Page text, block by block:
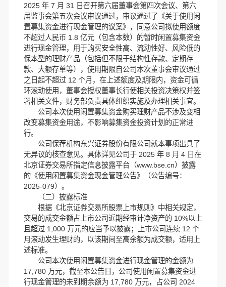
2025 年 7 月 31 日召开第六届董事会第四次会议、第六
届监事会第五次会议审议通过，审议通过了《关于使用闲
置募集资金进行现金管理的议案》，同意公司拟使用额度
不超过人民币 1.8 亿元（包含本数）的暂时闲置募集资金
进行现金管理，用于购买安全性高、流动性好、风险低的
保本型的理财产品（包括但不限于结构性存款、定期存
款、大额存单等），使用期限自公司本次董事会审议通过
之日起不超过 12 个月，在上述额度及期限内，资金可循
环滚动使用，董事会授权董事长行使相关投资决策权并签
署相关文件，财务部负责具体组织实施及办理相关事宜。
公司本次使用闲置募集资金购买理财产品不涉及变相
改变募集资金用途，不影响募集资金投资计划的正常进
行。
公司保荐机构东兴证券股份有限公司就本事项出具了
无异议的核查意见。具体详见公司于 2025 年 8 月 4 日在
北京证券交易所指定信息披露平台（www.bse.cn）披露
的《使用闲置募集资金现金管理公告》（公告编号：
2025-079）。
（二）披露标准
根据《北京证券交易所股票上市规则》中相关规定，
交易的成交金额占上市公司近期经审计净资产的 10%以上
且超过 1,000 万元的应当予以披露；上市公司连续 12 个
月滚动发生理财的，以该期间至高余额为成交额，适用上
述标准。
公司本次使用闲置募集资金进行现金管理的金额为
17,780 万元，截至本公告日，公司使用闲置募集资金进
行现金管理的未到期余额为 17,780 万元，占公司 2024